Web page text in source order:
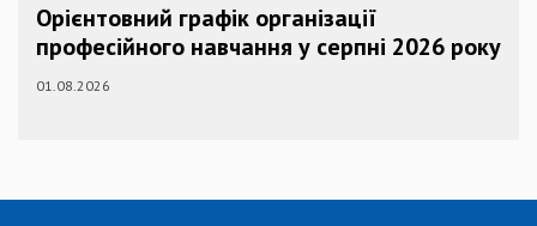
Орієнтовний графік організації
професійного навчання у серпні 2026 року
01.08.2026